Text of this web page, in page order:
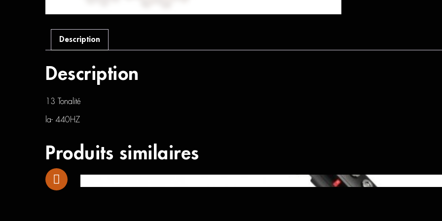
Description
Description
13 Tonalité
la- 440HZ
Produits similaires